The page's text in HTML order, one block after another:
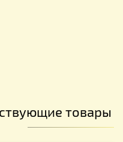
товары